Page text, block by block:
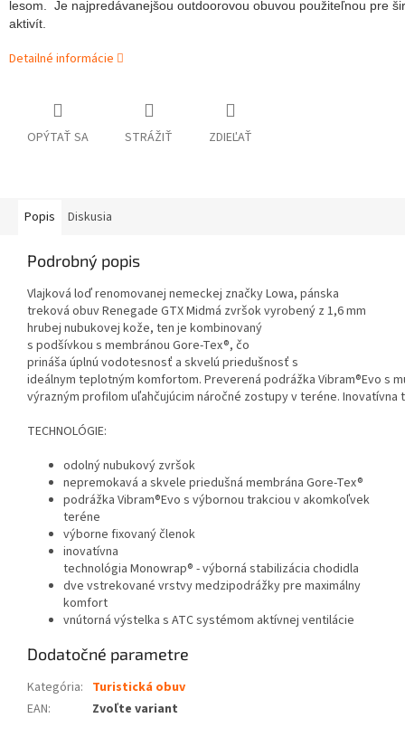
lesom. Je najpredávanejšou outdoorovou obuvou použiteľnou pre
aktivít.
Detailné informácie
OPÝTAŤ SA STRÁŽIŤ ZDIEĽAŤ
Popis Diskusia
Podrobný popis
Vlajková loď renomovanej nemeckej značky Lowa, pánska
treková obuv Renegade GTX Midmá zvršok vyrobený z 1,6 mm
hrubej nubukovej kože, ten je kombinovaný
s podšívkou s membránou Gore-Tex®, čo
prináša úplnú vodotesnosť a skvelú priedušnosť s
ideálnym teplotným komfortom. Preverená podrážka Vibram®Evo s
výrazným profilom uľahčujúcim náročné zostupy v teréne.
TECHNOLÓGIE:
odolný nubukový zvršok
nepremokavá a skvele priedušná membrána Gore-Tex®
podrážka Vibram®Evo s výbornou trakciou v akomkoľvek
teréne
výborne fixovaný členok
inovatívna
technológia Monowrap® - výborná stabilizácia chodidla
dve vstrekované vrstvy medzipodrážky pre maximálny
komfort
vnútorná výstelka s ATC systémom aktívnej ventilácie
Dodatočné parametre
Kategória: Turistická obuv
EAN: Zvoľte variant